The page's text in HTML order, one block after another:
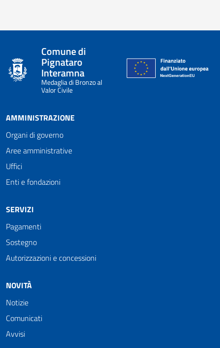
Comune di
Pignataro
Interamna
Medaglia di Bronzo al
Valor Civile
AMMINISTRAZIONE
Organi di governo
Aree amministrative
Uffici
Enti e fondazioni
SERVIZI
Pagamenti
Sostegno
Autorizzazioni e concessioni
NOVITÀ
Notizie
Comunicati
Avvisi